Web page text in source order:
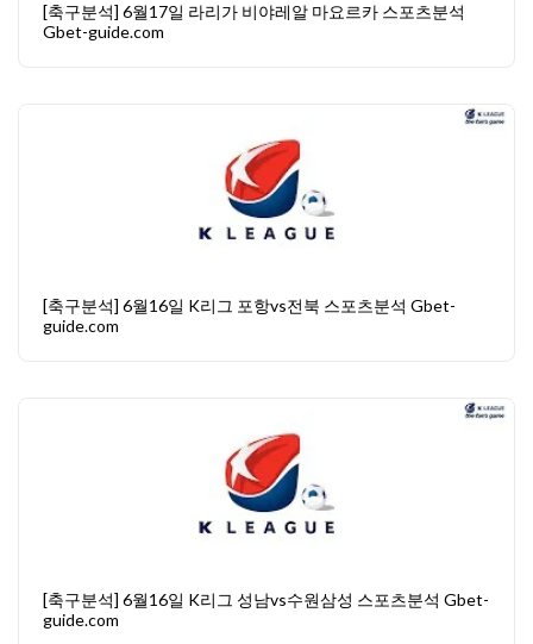
[축구분석] 6월17일 라리가 비야레알 마요르카 스포츠분석
Gbet-guide.com
[축구분석] 6월16일 K리그 포항vs전북 스포츠분석 Gbet-
guide.com
[축구분석] 6월16일 K리그 성남vs수원삼성 스포츠분석 Gbet-
guide.com